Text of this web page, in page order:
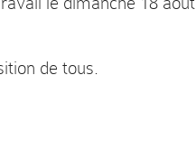
de tous.